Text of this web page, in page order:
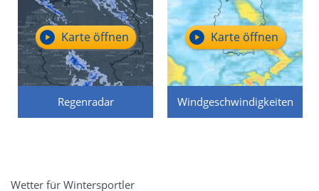
Regenradar
Karte öffnen
Windgeschwindigkeiten
Karte öffnen
Wetter für Wintersportler